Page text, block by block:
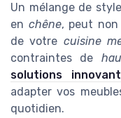
Un mélange de
en chêne, peut non
de votre cuisine
contraintes de
solutions
adapter vos
quotidien.